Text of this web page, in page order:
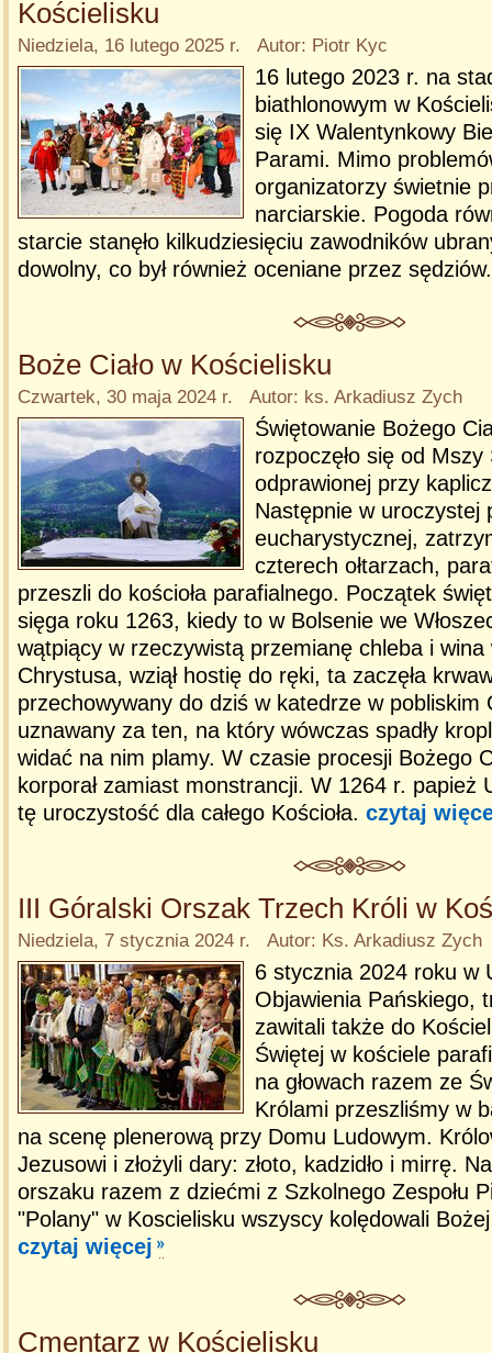
Kościelisku
Niedziela, 16 lutego 2025 r. Autor: Piotr Kyc
16 lutego 2023 r. na
biathlonowym w
się IX Walentynkowy
Parami. Mimo
organizatorzy świetnie
narciarskie. Pogoda
starcie stanęło kilkudziesięciu zawodników
dowolny, co był również oceniane przez
Boże Ciało w Kościelisku
Czwartek, 30 maja 2024 r. Autor: ks. Arkadiusz Zych
Świętowanie Bożego
rozpoczęło się od Mszy
odprawionej przy
Następnie w uroczystej
eucharystycznej,
czterech ołtarzach,
przeszli do kościoła parafialnego. Początek
sięga roku 1263, kiedy to w Bolsenie we
wątpiący w rzeczywistą przemianę chleba i wina
Chrystusa, wziął hostię do ręki, ta zaczęła
przechowywany do dziś w katedrze w pobliskim
uznawany za ten, na który wówczas spadły
widać na nim plamy. W czasie procesji Bożego
korporał zamiast monstrancji. W 1264 r. papież
tę uroczystość dla całego Kościoła. czytaj
III Góralski Orszak Trzech Króli w
Niedziela, 7 stycznia 2024 r. Autor: Ks. Arkadiusz Zych
6 stycznia 2024 roku w
Objawienia Pańskiego,
zawitali także do
Świętej w kościele
na głowach razem ze
Królami przeszliśmy w
na scenę plenerową przy Domu Ludowym.
Jezusowi i złożyli dary: złoto, kadzidło i mirrę.
orszaku razem z dziećmi z Szkolnego Zespołu
"Polany" w Koscielisku wszyscy kolędowali
czytaj więcej
Cmentarz w Kościelisku